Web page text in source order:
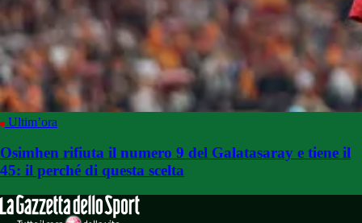
Ultim’ora
Osimhen rifiuta il numero 9 del Galatasaray e tiene il
45: il perché di questa scelta